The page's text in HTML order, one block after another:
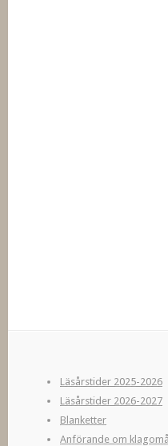
Läsårstider 2025-2026
Läsårstider 2026-2027
Blanketter
Anförande om